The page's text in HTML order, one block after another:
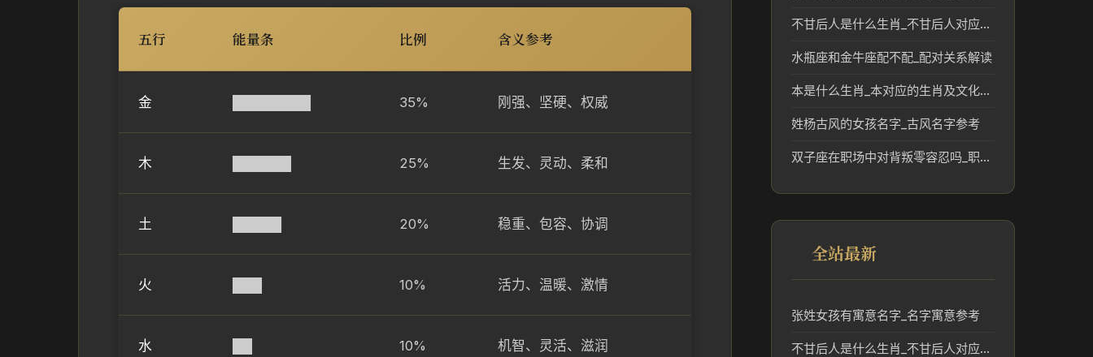
五行 能量条 比例 含义参考
金 35% 刚强、坚硬、权威
木 25% 生发、灵动、柔和
土 20% 稳重、包容、协调
火 10% 活力、温暖、激情
水 10% 机智、灵活、滋润
不甘后人是什么生肖_不甘后人对应的生肖及文化解读
水瓶座和金牛座配不配_配对关系解读
本是什么生肖_本对应的生肖及文化含义解析
姓杨古风的女孩名字_古风名字参考
双子座在职场中对背叛零容忍吗_职场性格短板解析
全站最新
张姓女孩有寓意名字_名字寓意参考
不甘后人是什么生肖_不甘后人对应的生肖及文化解读